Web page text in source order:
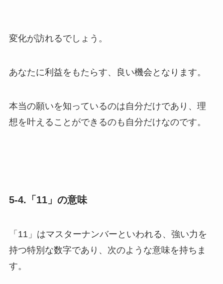
変化が訪れるでしょう。
あなたに利益をもたらす、良い機会となります。
本当の願いを知っているのは自分だけであり、理
想を叶えることができるのも自分だけなのです。
5-4.「11」の意味
「11」はマスターナンバーといわれる、強い力を
持つ特別な数字であり、次のような意味を持ちま
す。